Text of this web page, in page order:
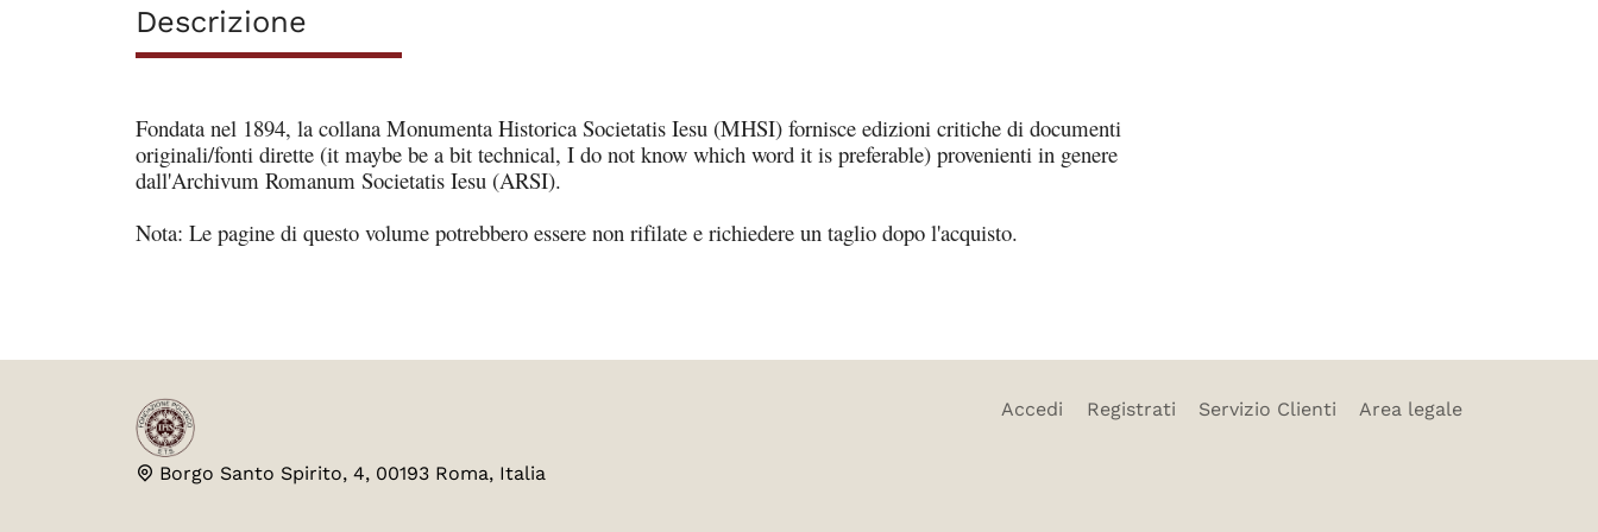
Descrizione
Fondata nel 1894, la collana Monumenta Historica Societatis Iesu (MHSI) fornisce edizioni critiche di documenti
originali/fonti dirette (it maybe be a bit technical, I do not know which word it is preferable) provenienti in genere
dall'Archivum Romanum Societatis Iesu (ARSI).
Nota: Le pagine di questo volume potrebbero essere non rifilate e richiedere un taglio dopo l'acquisto.
Borgo Santo Spirito, 4, 00193 Roma, Italia
Accedi Registrati Servizio Clienti Area legale